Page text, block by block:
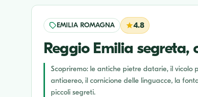
EMILIA ROMAGNA 4.8
Reggio Emilia segreta,
Scopriremo: le antiche pietre datarie, il
antiaereo, il cornicione delle linguacce, la
piccoli segreti.